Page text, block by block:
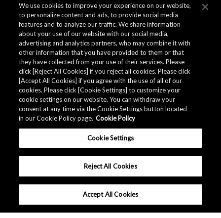
We use cookies to improve your experience on our website,
to personalize content and ads, to provide social media
features and to analyze our traffic. We share information
about your use of our website with our social media,
advertising and analytics partners, who may combine it with
other information that you have provided to them or that
they have collected from your use of their services. Please
click [Reject All Cookies] if you reject all cookies. Please click
[Accept All Cookies] if you agree with the use of all of our
cookies. Please click [Cookie Settings] to customize your
cookie settings on our website. You can withdraw your
consent at any time via the Cookie Settings button located
in our Cookie Policy page. Cookie Policy
Cookie Settings
Reject All Cookies
Accept All Cookies